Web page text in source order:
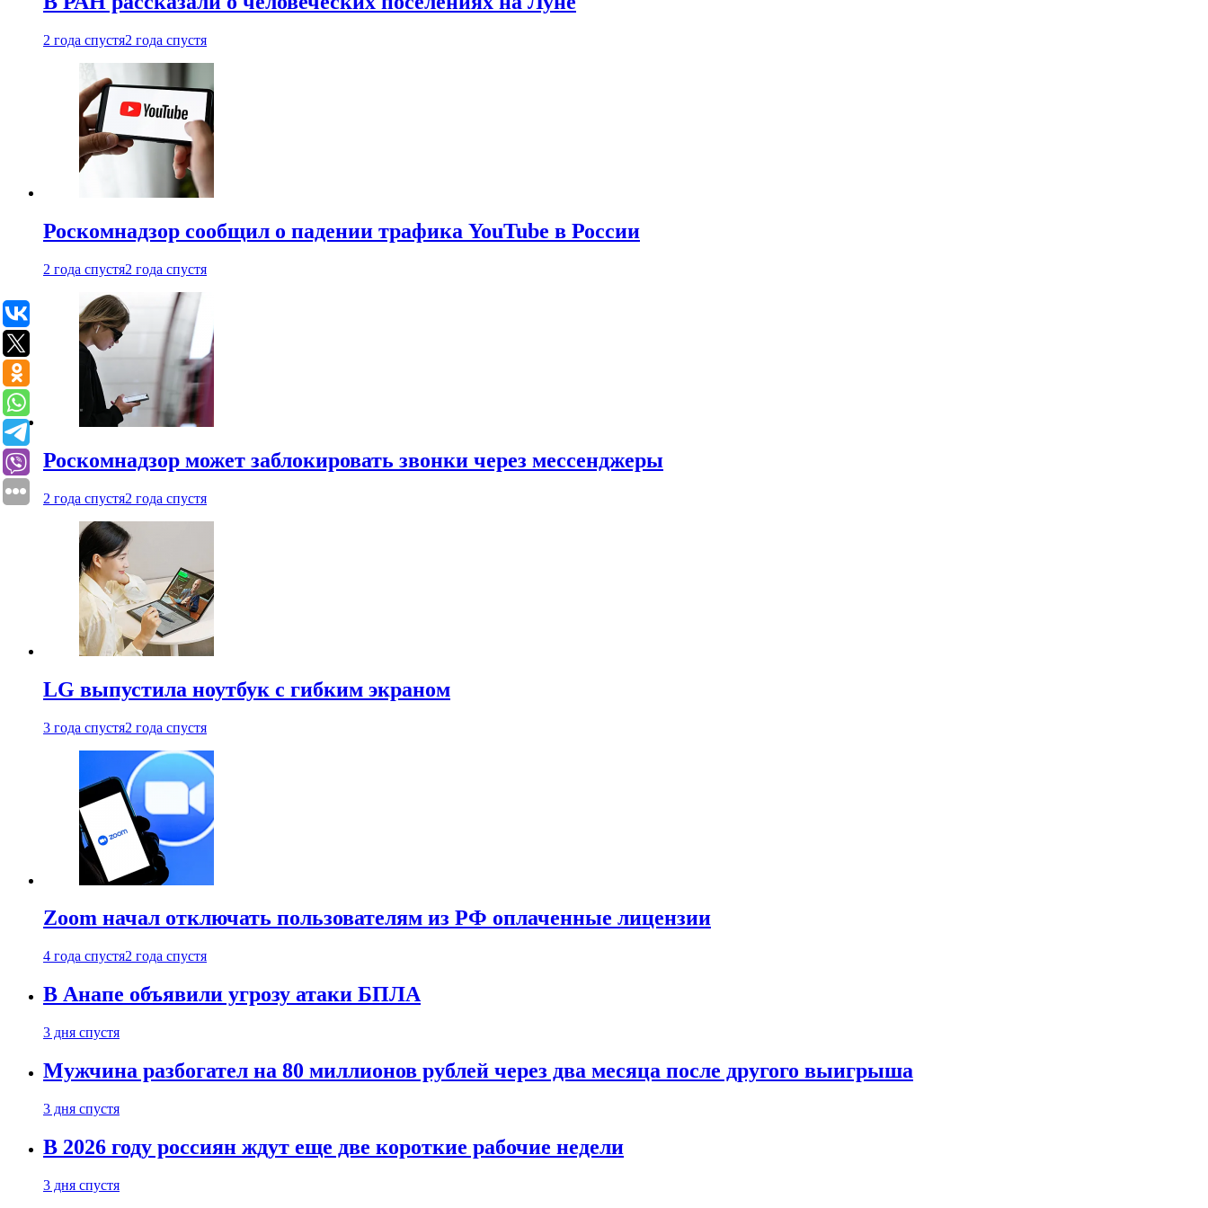
2 года спустя2 года спустя
Роскомнадзор сообщил о падении трафика YouTube в России
2 года спустя2 года спустя
Роскомнадзор может заблокировать звонки через мессенджеры
2 года спустя2 года спустя
LG выпустила ноутбук с гибким экраном
3 года спустя2 года спустя
Zoom начал отключать пользователям из РФ оплаченные лицензии
4 года спустя2 года спустя
В Анапе объявили угрозу атаки БПЛА
3 дня спустя
Мужчина разбогател на 80 миллионов рублей через два месяца после другого выигрыша
3 дня спустя
В 2026 году россиян ждут еще две короткие рабочие недели
3 дня спустя